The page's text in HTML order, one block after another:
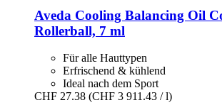
Aveda Cooling Balancing Oil
Rollerball, 7 ml
Für alle Hauttypen
Erfrischend & kühlend
Ideal nach dem Sport
CHF 27.38 (CHF 3 911.43 / l)